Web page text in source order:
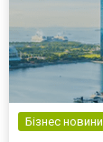
Бізнес новини